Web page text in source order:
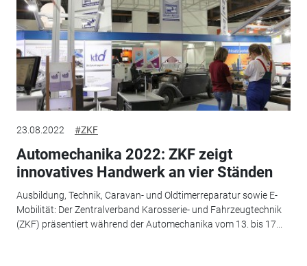
23.08.2022 #ZKF
Automechanika 2022: ZKF zeigt
innovatives Handwerk an vier Ständen
Ausbildung, Technik, Caravan- und Oldtimerreparatur sowie E-
Mobilität: Der Zentralverband Karosserie- und Fahrzeugtechnik
(ZKF) präsentiert während der Automechanika vom 13. bis 17...